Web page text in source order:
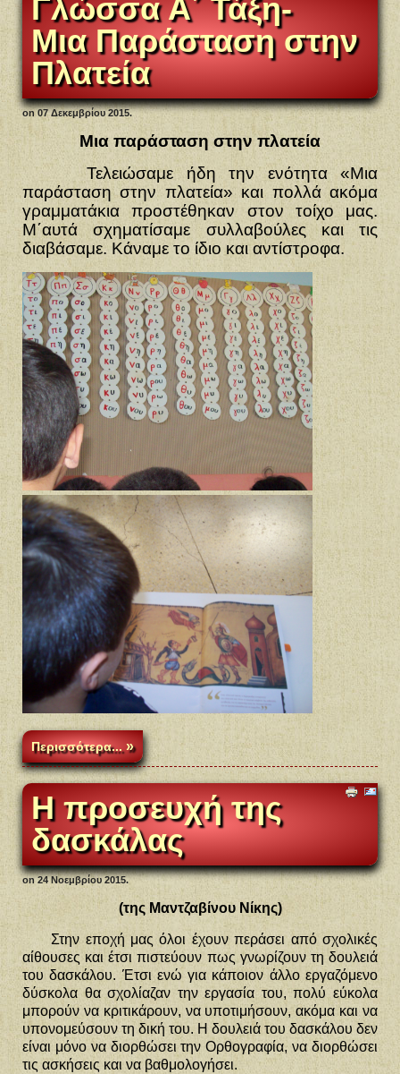
Γλώσσα Α΄ Τάξη-
Μια Παράσταση στην
Πλατεία
on07 Δεκεμβρίου 2015.
Μια παράσταση στην πλατεία
Τελειώσαμε ήδη την ενότητα «Μια
παράσταση στην πλατεία» και πολλά ακόμα
γραμματάκια προστέθηκαν στον τοίχο μας.
Μ΄αυτά σχηματίσαμε συλλαβούλες και τις
διαβάσαμε. Κάναμε το ίδιο και αντίστροφα.
Περισσότερα...
Η προσευχή της
δασκάλας
on24 Νοεμβρίου 2015.
(της Μαντζαβίνου Νίκης)
Στην εποχή μας όλοι έχουν περάσει από σχολικές
αίθουσες και έτσι πιστεύουν πως γνωρίζουν τη δουλειά
του δασκάλου. Έτσι ενώ για κάποιον άλλο εργαζόμενο
δύσκολα θα σχολίαζαν την εργασία του, πολύ εύκολα
μπορούν να κριτικάρουν, να υποτιμήσουν, ακόμα και να
υπονομεύσουν τη δική του. Η δουλειά του δασκάλου δεν
είναι μόνο να διορθώσει την Ορθογραφία, να διορθώσει
τις ασκήσεις και να βαθμολογήσει.